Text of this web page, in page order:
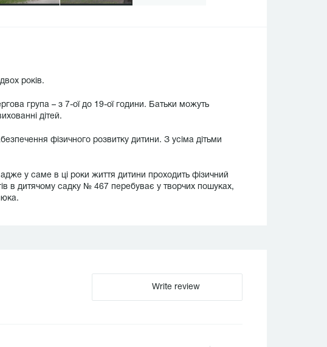
років.
група – з 7-ої до 19-ої години. Батьки можуть
дітей.
фізичного розвитку дитини. З усіма дітьми
у саме в ці роки життя дитини проходить фізичний
в дитячому садку № 467 перебуває у творчих пошуках,
Write review